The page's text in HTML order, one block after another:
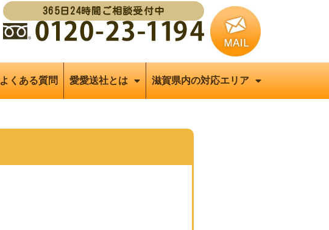
365日24時間ご相談受付中
よくある質問 愛愛送社とは 滋賀県内の対応エリア